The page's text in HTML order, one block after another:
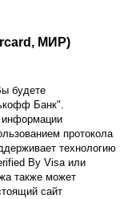
МИР)
будете
Банк".
протокола
технологию
By Visa или
также может
сайт